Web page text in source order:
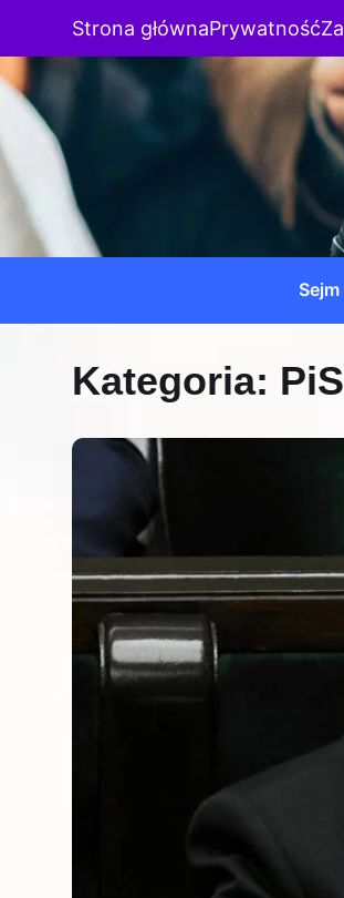
Strona głównaPrywatność
Kategoria: PiS